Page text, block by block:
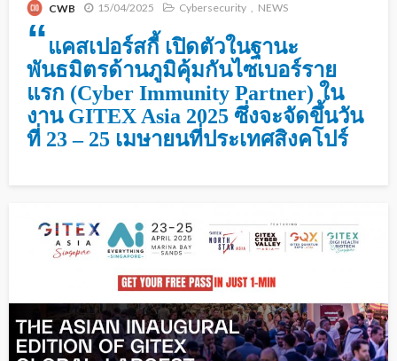
CWB 15/04/2025 Cybersecurity NEWS
“แคสเปอร์สกี้ เปิดตัวในฐานะ
พันธมิตรด้านภูมิคุ้มกันไซเบอร์ราย
แรก (Cyber Immunity Partner) ใน
งาน GITEX Asia 2025 ซึ่งจะจัดขึ้นวัน
ที่ 23 – 25 เมษายนที่ประเทศสิงคโปร์